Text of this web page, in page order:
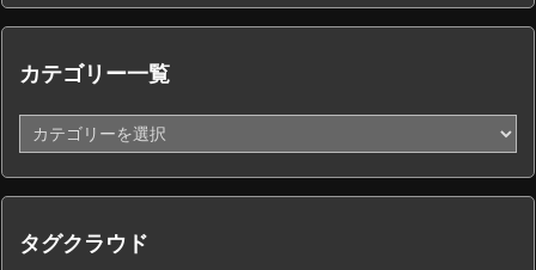
カテゴリー一覧
テ
ゴ
リ
一
タグクラウド